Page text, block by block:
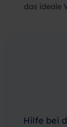
das ideale
Hilfe bei